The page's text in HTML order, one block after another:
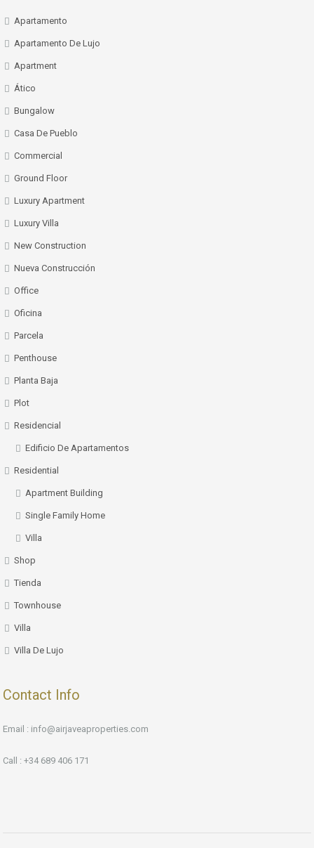
Apartamento
Apartamento De Lujo
Apartment
Ático
Bungalow
Casa De Pueblo
Commercial
Ground Floor
Luxury Apartment
Luxury Villa
New Construction
Nueva Construcción
Office
Oficina
Parcela
Penthouse
Planta Baja
Plot
Residencial
Edificio De Apartamentos
Residential
Apartment Building
Single Family Home
Villa
Shop
Tienda
Townhouse
Villa
Villa De Lujo
Contact Info
Email : info@airjaveaproperties.com
Call : +34 689 406 171